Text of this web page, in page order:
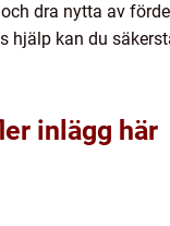
dra nytta av
hjälp kan du
inlägg här